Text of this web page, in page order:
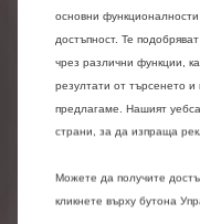
основни
достъпност. Те
чрез различни функции,
резултати от търсенето и
предлагаме. Нашият
страни, за да изпраща
Можете да получите
кликнете върху бутона